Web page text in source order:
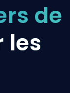
de
les